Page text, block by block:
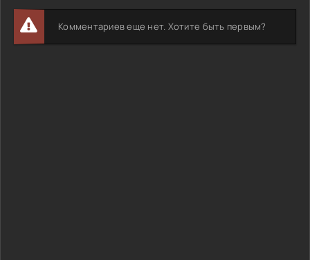
Комментариев еще нет. Хотите быть первым?